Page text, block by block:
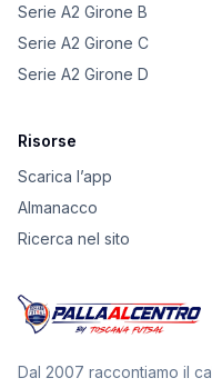
Serie A2 Girone B
Serie A2 Girone C
Serie A2 Girone D
Risorse
Scarica l’app
Almanacco
Ricerca nel sito
Dal 2007 raccontiamo il